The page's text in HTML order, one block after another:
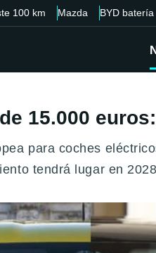
100 km Mazda BYD batería
15.000
para coches
tendrá lugar en